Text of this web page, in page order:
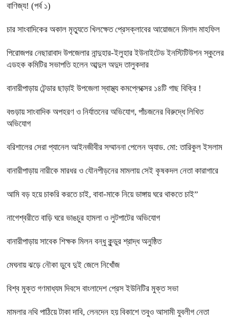
বাণিজ্য! (পর্ব ১)
চার সাংবাদিকের অকাল মৃত্যুতে খিলক্ষেত প্রেসক্লাবের আয়োজনে মিলাদ মাহফিল
পিরোজপর নেছারাবাদ উপজেলার নান্দুহার-ইলুহার ইউনাইটেড ইনস্টিটিউশন স্কুলের
এডহক কমিটির সভাপতি হলেন আব্দুল অদুদ তালুকদার
বানারীপাড়ায় টেন্ডার ছাড়াই উপজেলা স্বাস্থ্য কমপ্লেক্সের ১৪টি গাছ বিক্রি !
বগুড়ায় সাংবাদিক অপহরণ ও নির্যাতনের অভিযোগ, পাঁচজনের বিরুদ্ধে লিখিত
অভিযোগ
বরিশালের সেরা প্যানেল আইনজীবীর সম্মাননা পেলেন অ্যাড. মো: তারিকুল ইসলাম
বানারীপাড়ায় নারীকে মারধর ও যৌনপীড়নের মামলায় সেই কৃষকদল নেতা কারাগারে
আমি বড় হয়ে চাকরি করতে চাই, বাবা-মাকে নিয়ে ডাঙ্গায় ঘরে থাকতে চাই”
নাগেশ্বরীতে বাড়ি ঘরে ভাঙচুর হামলা ও লুটপাটের অভিযোগ
বানারীপাড়ায় সাবেক শিক্ষক মিলন বন্ধু কুন্ডুর শ্রাদ্ধ অনুষ্ঠিত
মেঘনায় ঝড়ে নৌকা ডুবে দুই জেলে নিখোঁজ
বিশ্ব মুক্ত গণমাধ্যম দিবসে বাংলাদেশ প্রেস ইউনিটির মুক্ত সভা
মামলার নথি পাঠিয়ে টাকা দাবি, লেনদেন হয় বিকাশে তবুও আসামী যুবলীগ নেতা